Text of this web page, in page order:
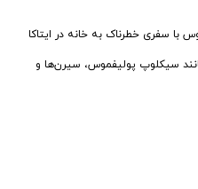
با سفری خطرناک به خانه در ایتاکا
سیکلوپ پولیفموس، سیرن‌ها و